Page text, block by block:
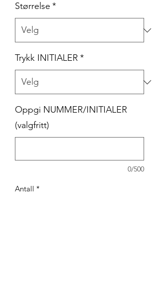
Størrelse *
Trykk INITIALER *
Oppgi NUMMER/INITIALER
(valgfritt)
0/500
Antall *